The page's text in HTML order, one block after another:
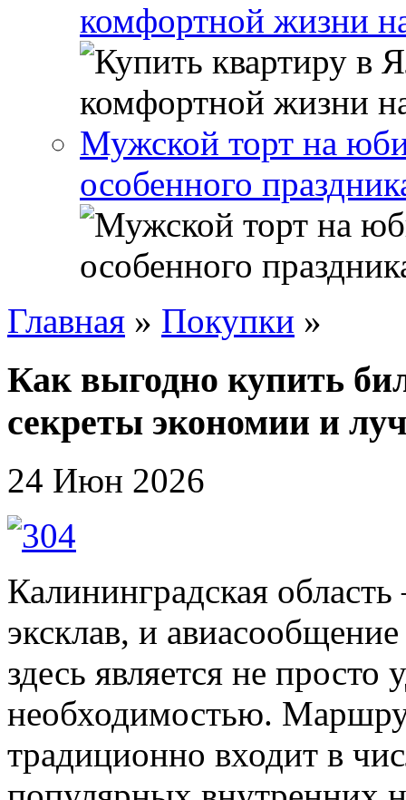
комфортной жизни
Мужской торт на
особенного
Главная » Покупки »
Как выгодно купить
секреты экономии и
24 Июн 2026
Калининградская
эксклав, и
здесь является не
необходимостью.
традиционно входит в